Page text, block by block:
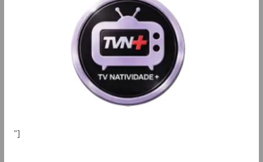
"]